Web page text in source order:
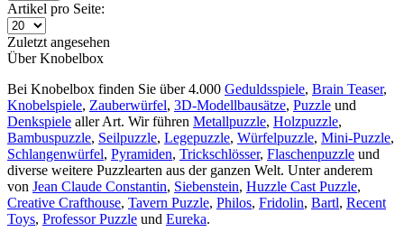
Artikel pro Seite:
Zuletzt angesehen
Über Knobelbox
Bei Knobelbox finden Sie über 4.000 Geduldsspiele, Brain Teaser,
Knobelspiele, Zauberwürfel, 3D-Modellbausätze, Puzzle und
Denkspiele aller Art. Wir führen Metallpuzzle, Holzpuzzle,
Bambuspuzzle, Seilpuzzle, Legepuzzle, Würfelpuzzle, Mini-Puzzle,
Schlangenwürfel, Pyramiden, Trickschlösser, Flaschenpuzzle und
diverse weitere Puzzlearten aus der ganzen Welt. Unter anderem
von Jean Claude Constantin, Siebenstein, Huzzle Cast Puzzle,
Creative Crafthouse, Tavern Puzzle, Philos, Fridolin, Bartl, Recent
Toys, Professor Puzzle und Eureka.